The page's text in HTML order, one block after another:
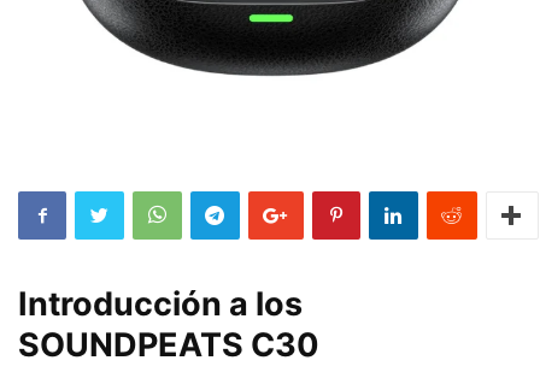
Introducción a los
SOUNDPEATS C30